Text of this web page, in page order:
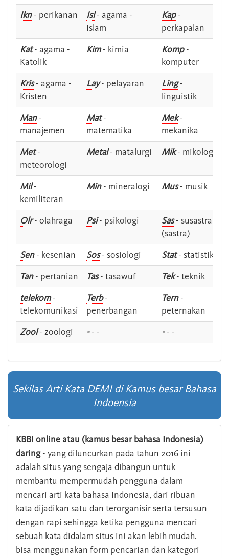
Ikn- perikanan Isl- agama -
Islam
Kap-
perkapalan
Kat- agama -
Katolik
Kim- kimia Komp-
komputer
Kris- agama -
Kristen
Lay- pelayaran Ling-
linguistik
Man-
manajemen
Mat-
matematika
Mek-
mekanika
Met-
meteorologi
Metal- matalurgi Mik- mikologi
Mil-
kemiliteran
Min- mineralogi Mus- musik
Olr- olahraga Psi- psikologi Sas- susastra -
(sastra)
Sen- kesenian Sos- sosiologi Stat- statistik
Tan- pertanian Tas- tasawuf Tek- teknik
telekom-
telekomunikasi
Terb-
penerbangan
Tern-
peternakan
Zool- zoologi -- - -- -
Sekilas Arti Kata DEMI di Kamus besar Bahasa
Indoensia
KBBI online atau (kamus besar bahasa Indonesia)
daring- yang diluncurkan pada tahun 2016 ini
adalah situs yang sengaja dibangun untuk
membantu mempermudah pengguna dalam
mencari arti kata bahasa Indonesia, dari ribuan
kata dijadikan satu dan terorganisir serta tersusun
dengan rapi sehingga ketika pengguna mencari
sebuah kata didalam situs ini akan lebih mudah.
bisa menggunakan form pencarian dan kategori